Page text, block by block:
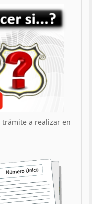
a realizar en